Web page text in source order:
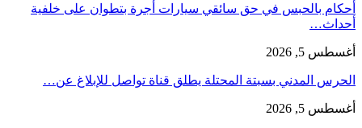
أحكام بالحبس في حق سائقي سيارات أجرة بتطوان على خلفية
أحداث…
أغسطس 5, 2026
الحرس المدني بسبتة المحتلة يطلق قناة تواصل للإبلاغ عن…
أغسطس 5, 2026